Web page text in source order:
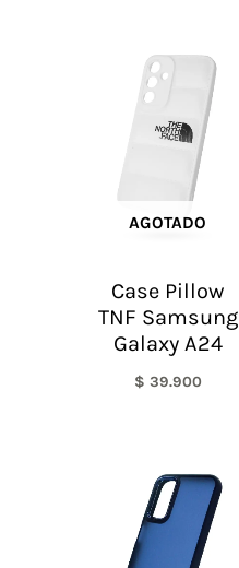
AGOTADO
Case Pillow
TNF Samsung
Galaxy A24
$ 39.900